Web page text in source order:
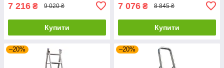
7 216 ₴ 9 020 ₴
Купити
7 076 ₴ 8 845 ₴
Купити
–20% –20%